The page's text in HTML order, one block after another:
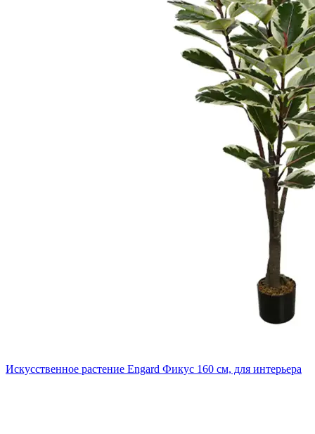
Искусственное растение Engard Фикус 160 см, для интерьера